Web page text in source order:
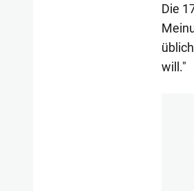
Die
will."